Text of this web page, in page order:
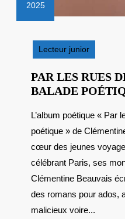
2025
2025
Lecteur junior
PAR LES RUES
BALADE
L’album poétique « Par les rues de Paris, une balade
poétique » de
cœur des jeunes
célébrant Paris, ses
Clémentine Beauvais
des romans pour ados,
malicieux voire...